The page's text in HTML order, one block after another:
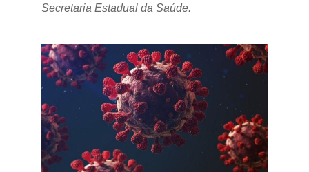
Secretaria Estadual da Saúde.